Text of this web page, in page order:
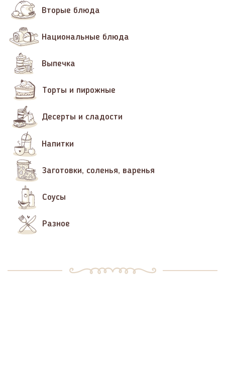
Вторые блюда
Национальные блюда
Выпечка
Торты и пирожные
Десерты и сладости
Напитки
Заготовки, соленья, варенья
Соусы
Разное